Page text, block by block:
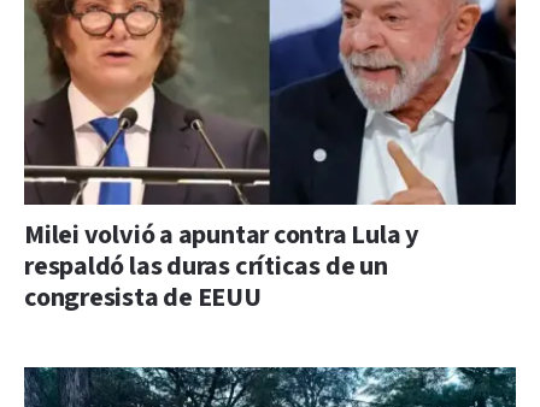
Milei volvió a apuntar contra Lula y
respaldó las duras críticas de un
congresista de EEUU